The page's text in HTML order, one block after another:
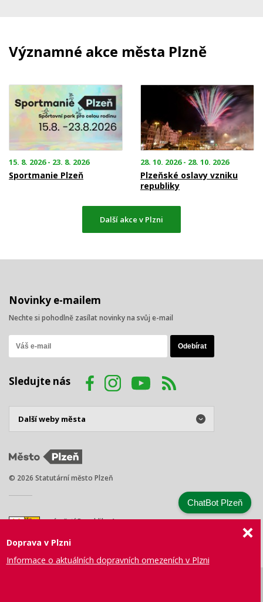
Významné akce města Plzně
15. 8. 2026 - 23. 8. 2026
Sportmanie Plzeň
28. 10. 2026 - 28. 10. 2026
Plzeňské oslavy vzniku
republiky
Další akce v Plzni
Novinky e-mailem
Nechte si pohodlně zasílat novinky na svůj e-mail
Sledujte nás
© 2026 Statutární město Plzeň
náměstí Republiky 1
Tel.: +420 378 031 111
Doprava v Plzni
Informace o aktuálních dopravních omezeních v Plzni
ChatBot Plzeň